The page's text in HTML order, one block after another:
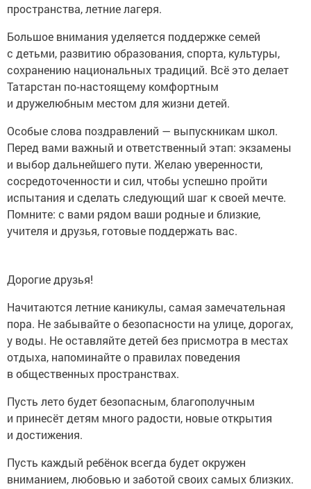
пространства, летние лагеря.
Большое внимания уделяется поддержке семей
с детьми, развитию образования, спорта, культуры,
сохранению национальных традиций. Всё это делает
Татарстан по‑настоящему комфортным
и дружелюбным местом для жизни детей.
Особые слова поздравлений — выпускникам школ.
Перед вами важный и ответственный этап: экзамены
и выбор дальнейшего пути. Желаю уверенности,
сосредоточенности и сил, чтобы успешно пройти
испытания и сделать следующий шаг к своей мечте.
Помните: с вами рядом ваши родные и близкие,
учителя и друзья, готовые поддержать вас.
Дорогие друзья!
Начитаются летние каникулы, самая замечательная
пора. Не забывайте о безопасности на улице, дорогах,
у воды. Не оставляйте детей без присмотра в местах
отдыха, напоминайте о правилах поведения
в общественных пространствах.
Пусть лето будет безопасным, благополучным
и принесёт детям много радости, новые открытия
и достижения.
Пусть каждый ребёнок всегда будет окружен
вниманием, любовью и заботой своих самых близких.